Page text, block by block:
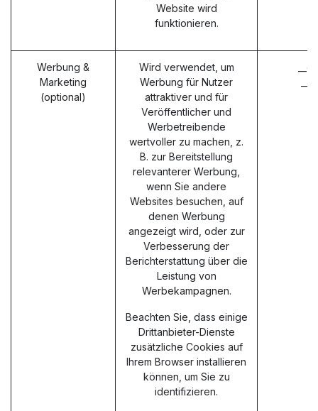
Website wird
funktionieren.
Werbung &
Marketing
(optional)
Wird verwendet, um
Werbung für Nutzer
attraktiver und für
Veröffentlicher und
Werbetreibende
wertvoller zu machen, z.
B. zur Bereitstellung
relevanterer Werbung,
wenn Sie andere
Websites besuchen, auf
denen Werbung
angezeigt wird, oder zur
Verbesserung der
Berichterstattung über die
Leistung von
Werbekampagnen.
Beachten Sie, dass einige
Drittanbieter-Dienste
zusätzliche Cookies auf
Ihrem Browser installieren
können, um Sie zu
identifizieren.